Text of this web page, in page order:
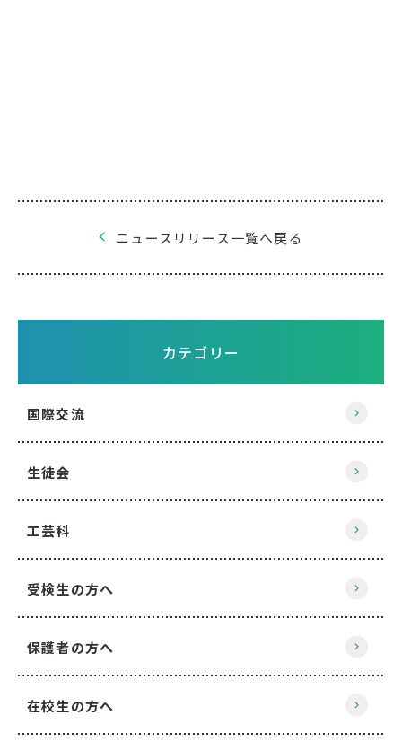
ニュースリリース一覧へ戻る
カテゴリー
国際交流
生徒会
工芸科
受検生の方へ
保護者の方へ
在校生の方へ